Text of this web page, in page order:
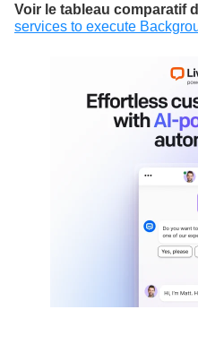
Voir le tableau comparatif
services to execute